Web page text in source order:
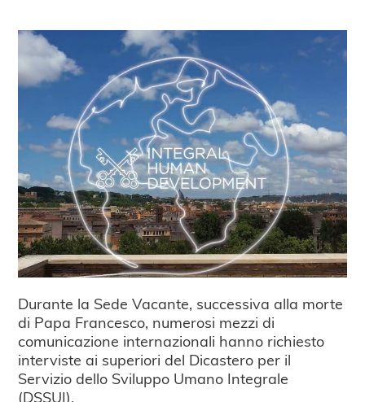
Durante la Sede Vacante, successiva alla morte
di Papa Francesco, numerosi mezzi di
comunicazione internazionali hanno richiesto
interviste ai superiori del Dicastero per il
Servizio dello Sviluppo Umano Integrale
(DSSUI).